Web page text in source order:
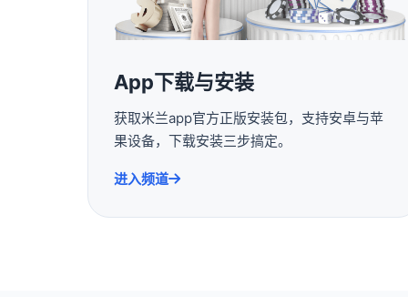
App下载与安装
获取米兰app官方正版安装包，支持安卓与苹
果设备，下载安装三步搞定。
进入频道